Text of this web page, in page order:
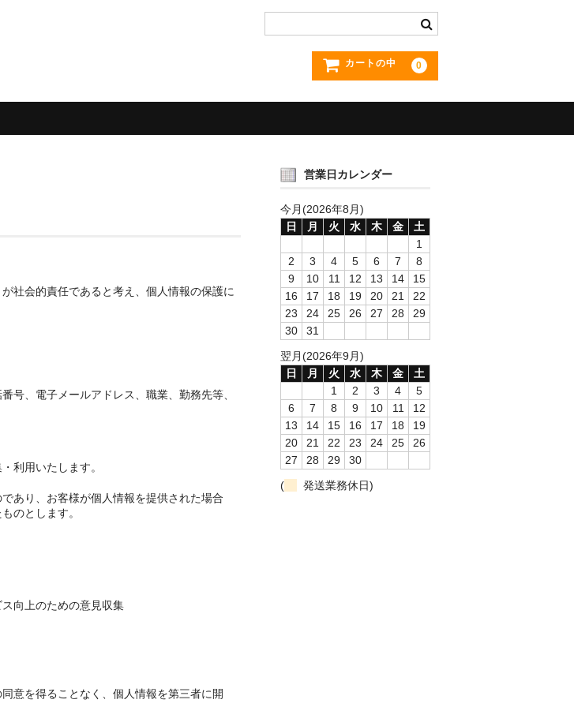
カートの中 0
社会的責任であると考え、個人情報の保護に
号、電子メールアドレス、職業、勤務先等、
利用いたします。
あり、お客様が個人情報を提供された場合
のとします。
向上のための意見収集
意を得ることなく、個人情報を第三者に開
営業日カレンダー
今月(2026年8月)
日
月 火 水 木 金
土
1
2
3 4 5 6 7
8
9
10 11 12 13 14
15
16
17 18 19 20 21
22
23
24 25 26 27 28
29
30
31
翌月(2026年9月)
日
月 火 水 木 金
土
1
2 3 4
5
6
7 8 9 10 11
12
13
14 15 16 17 18
19
20
21 22 23 24 25
26
27
28 29
30
(
発送業務休日)